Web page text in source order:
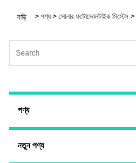
বাড়ি > পণ্য> সোলার ফটোভোলটাইক সিস্টেম >
পণ্য
নতুন পণ্য